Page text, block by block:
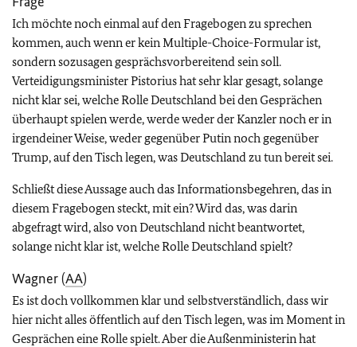
Ich möchte noch einmal auf den Fragebogen zu sprechen
kommen, auch wenn er kein Multiple-Choice-Formular ist,
sondern sozusagen gesprächsvorbereitend sein soll.
Verteidigungsminister Pistorius hat sehr klar gesagt, solange
nicht klar sei, welche Rolle Deutschland bei den Gesprächen
überhaupt spielen werde, werde weder der Kanzler noch er in
irgendeiner Weise, weder gegenüber Putin noch gegenüber
Trump, auf den Tisch legen, was Deutschland zu tun bereit sei.
Schließt diese Aussage auch das Informationsbegehren, das in
diesem Fragebogen steckt, mit ein? Wird das, was darin
abgefragt wird, also von Deutschland nicht beantwortet,
solange nicht klar ist, welche Rolle Deutschland spielt?
Wagner (AA)
Es ist doch vollkommen klar und selbstverständlich, dass wir
hier nicht alles öffentlich auf den Tisch legen, was im Moment in
Gesprächen eine Rolle spielt. Aber die Außenministerin hat